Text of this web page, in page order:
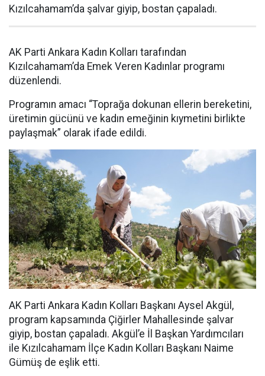
Kızılcahamam’da şalvar giyip, bostan çapaladı.
AK Parti Ankara Kadın Kolları tarafından
Kızılcahamam’da Emek Veren Kadınlar programı
düzenlendi.
Programın amacı “Toprağa dokunan ellerin bereketini,
üretimin gücünü ve kadın emeğinin kıymetini birlikte
paylaşmak” olarak ifade edildi.
AK Parti Ankara Kadın Kolları Başkanı Aysel Akgül,
program kapsamında Çiğirler Mahallesinde şalvar
giyip, bostan çapaladı. Akgül’e İl Başkan Yardımcıları
ile Kızılcahamam İlçe Kadın Kolları Başkanı Naime
Gümüş de eşlik etti.